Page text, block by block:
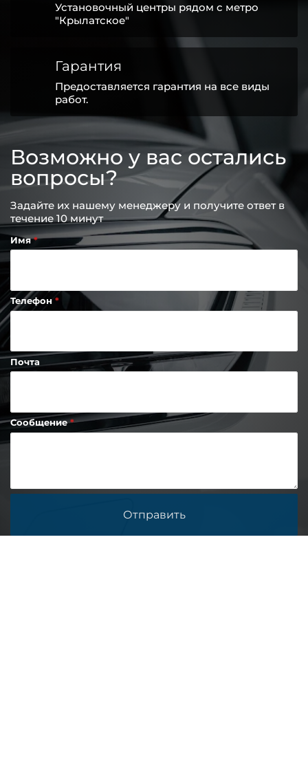
Установочный центры рядом с метро
"Крылатское"
Гарантия
Предоставляется гарантия на все виды
работ.
Возможно у вас остались
вопросы?
Задайте их нашему менеджеру и получите ответ в
течение 10 минут
Имя
Телефон
Почта
Сообщение